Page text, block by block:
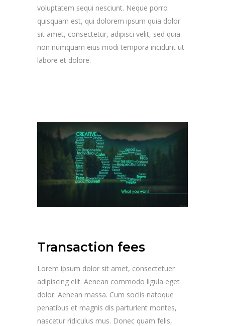
voluptatem sequi nesciunt. Neque porro
quisquam est, qui dolorem ipsum quia dolor
sit amet, consectetur, adipisci velit, sed quia
non numquam eius modi tempora incidunt ut
labore et dolore.
Transaction fees
Lorem ipsum dolor sit amet, consectetuer
adipiscing elit. Aenean commodo ligula eget
dolor. Aenean massa. Cum sociis natoque
penatibus et magnis dis parturient montes,
nascetur ridiculus mus. Donec quam felis,